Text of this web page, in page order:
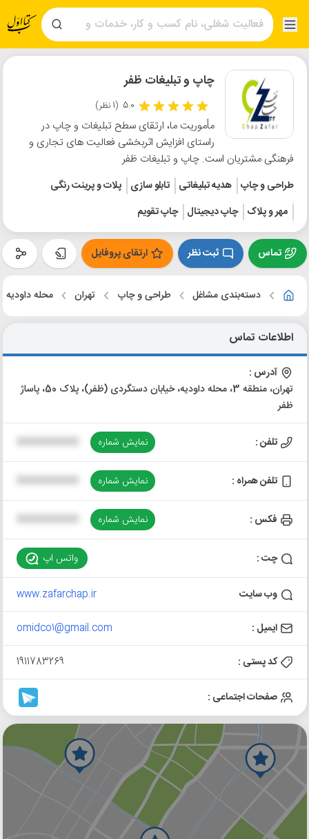
چاپ و تبلیغات ظفر
5.0 (1 نظر)
مأموریت ما، ارتقای سطح تبلیغات و چاپ در
راستای افزایش اثربخشی فعالیت های تجاری و
فرهنگی مشتریان است. چاپ و تبلیغات ظفر
طراحی و چاپ هدیه تبلیغاتی تابلو سازی
پلات و پرینت رنگی
مهر و پلاک
چاپ دیجیتال چاپ تقویم
تماس ثبت نظر ارتقای پروفایل
دسته‌بندی مشاغل طراحی و چاپ تهران محله داودیه
اطلاعات تماس
آدرس :
تهران، منطقه 3، محله داودیه، خیابان دستگردی (ظفر)، پلاک 50، پاساژ
ظفر
تلفن : نمایش شماره
تلفن همراه : نمایش شماره
فکس : نمایش شماره
چت : واتس اپ
وب سایت www.zafarchap.ir
ایمیل : omidco1@gmail.com
کد پستی : 1911783269
صفحات اجتماعی :